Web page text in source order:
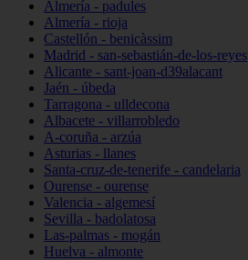
Almería - padules
Almería - rioja
Castellón - benicàssim
Madrid - san-sebastián-de-los-reyes
Alicante - sant-joan-d39alacant
Jaén - úbeda
Tarragona - ulldecona
Albacete - villarrobledo
A-coruña - arzúa
Asturias - llanes
Santa-cruz-de-tenerife - candelaria
Ourense - ourense
Valencia - algemesí
Sevilla - badolatosa
Las-palmas - mogán
Huelva - almonte